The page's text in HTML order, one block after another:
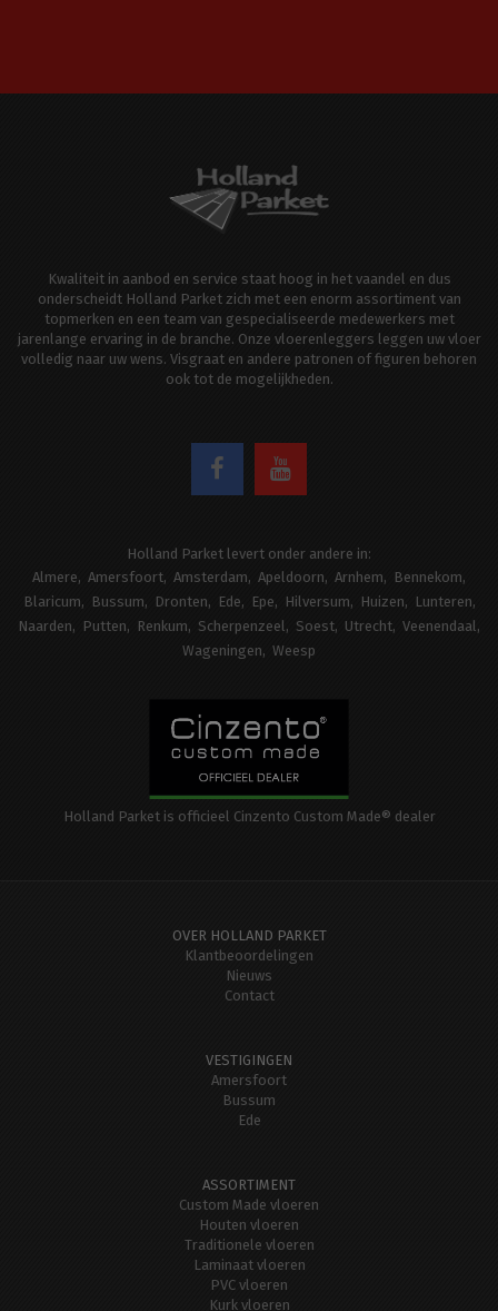
Kwaliteit in aanbod en service staat hoog in het vaandel en dus
onderscheidt Holland Parket zich met een enorm assortiment van
topmerken en een team van gespecialiseerde medewerkers met
jarenlange ervaring in de branche. Onze vloerenleggers leggen uw vloer
volledig naar uw wens. Visgraat en andere patronen of figuren behoren
ook tot de mogelijkheden.
Holland Parket levert onder andere in:
Almere
Amersfoort Amsterdam Apeldoorn Arnhem
Bennekom
Blaricum
Bussum Dronten Ede Epe Hilversum Huizen
Lunteren
Naarden
Putten Renkum Scherpenzeel Soest Utrecht Veenendaal
Wageningen
Weesp
Holland Parket is officieel Cinzento Custom Made® dealer
OVER HOLLAND PARKET
Klantbeoordelingen
Nieuws
Contact
VESTIGINGEN
Amersfoort
Bussum
Ede
ASSORTIMENT
Custom Made vloeren
Houten vloeren
Traditionele vloeren
Laminaat vloeren
PVC vloeren
Kurk vloeren